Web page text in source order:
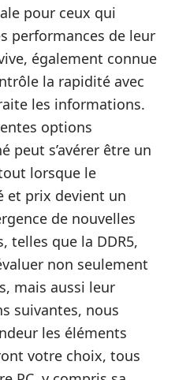
pour ceux qui
performances de leur
également connue
la rapidité avec
les informations.
options
peut s’avérer être un
lorsque le
et prix devient un
de nouvelles
telles que la DDR5,
non seulement
mais aussi leur
suivantes, nous
les éléments
votre choix, tous